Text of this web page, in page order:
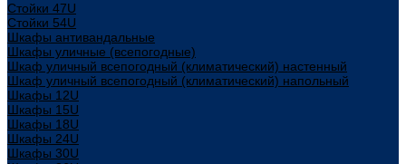
Стойки 47U
Стойки 54U
Шкафы антивандальные
Шкафы уличные (всепогодные)
Шкаф уличный всепогодный (климатический) настенный
Шкаф уличный всепогодный (климатический) напольный
Шкафы 12U
Шкафы 15U
Шкафы 18U
Шкафы 24U
Шкафы 30U